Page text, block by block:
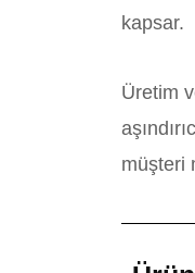
kapsar.
Üretim
müşteri